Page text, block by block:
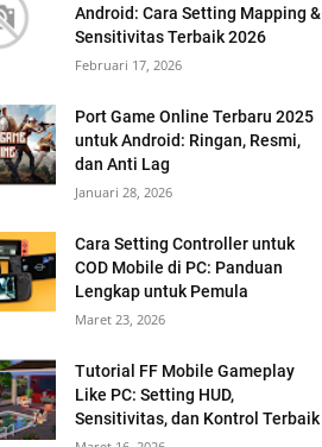
Android: Cara Setting Mapping &
Sensitivitas Terbaik 2026
Februari 17, 2026
Port Game Online Terbaru 2025
untuk Android: Ringan, Resmi,
dan Anti Lag
Januari 28, 2026
Cara Setting Controller untuk
COD Mobile di PC: Panduan
Lengkap untuk Pemula
Maret 23, 2026
Tutorial FF Mobile Gameplay
Like PC: Setting HUD,
Sensitivitas, dan Kontrol Terbaik